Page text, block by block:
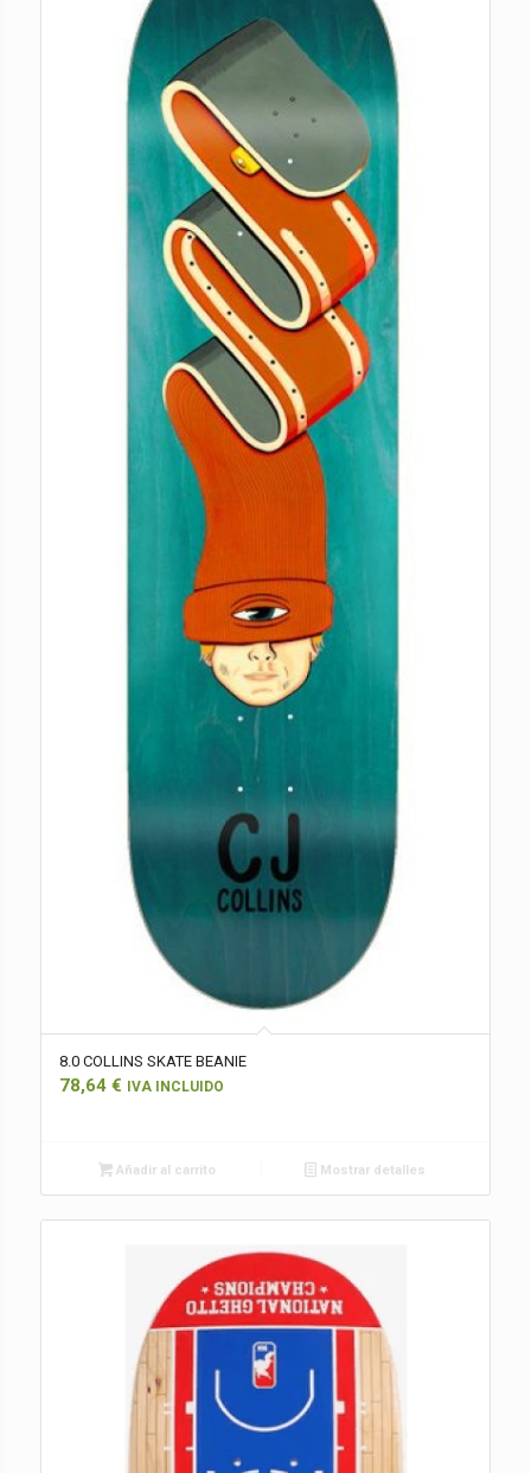
8.0 COLLINS SKATE BEANIE
78,64 € IVA INCLUIDO
Añadir al carrito Mostrar detalles